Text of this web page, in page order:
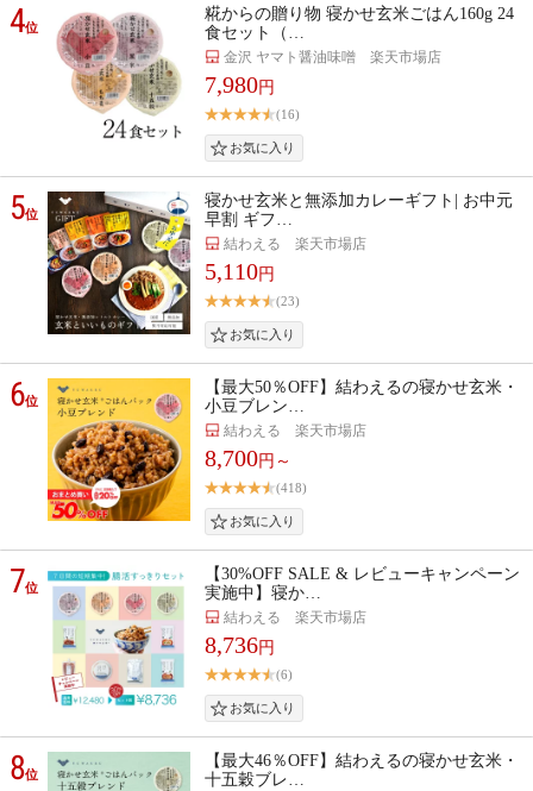
4位
糀からの贈り物 寝かせ玄米ごはん160g 24
食セット（…
金沢 ヤマト醤油味噌 楽天市場店
7,980円
(16)
5位
寝かせ玄米と無添加カレーギフト| お中元
早割 ギフ…
結わえる 楽天市場店
5,110円
(23)
6位
【最大50％OFF】結わえるの寝かせ玄米・
小豆ブレン…
結わえる 楽天市場店
8,700円～
(418)
7位
【30%OFF SALE & レビューキャンペーン
実施中】寝か…
結わえる 楽天市場店
8,736円
(6)
8位
【最大46％OFF】結わえるの寝かせ玄米・
十五穀ブレ…